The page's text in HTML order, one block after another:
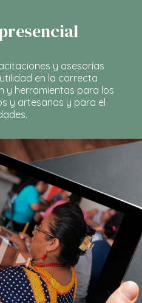
y asesorías
en la correcta
y herramientas para los
y artesanas y para el